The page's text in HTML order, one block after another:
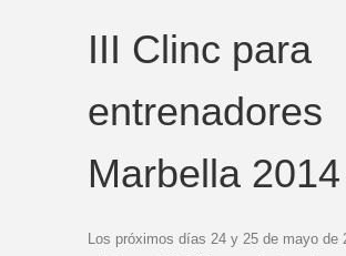
III Clinc para
entrenadores
Marbella 2014
Los próximos días 24 y 25 de mayo de